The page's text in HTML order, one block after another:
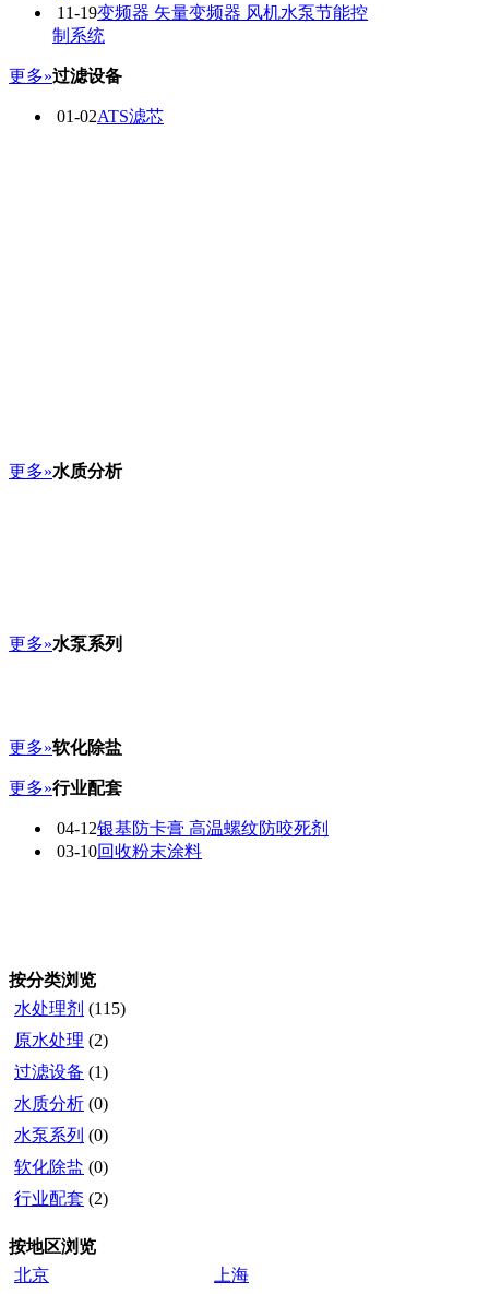
11-19变频器 矢量变频器 风机水泵节能控
制系统
更多»过滤设备
01-02ATS滤芯
更多»水质分析
更多»水泵系列
更多»软化除盐
更多»行业配套
04-12银基防卡膏 高温螺纹防咬死剂
03-10回收粉末涂料
按分类浏览
水处理剂 (115)
原水处理 (2)
过滤设备 (1)
水质分析 (0)
水泵系列 (0)
软化除盐 (0)
行业配套 (2)
按地区浏览
北京
上海